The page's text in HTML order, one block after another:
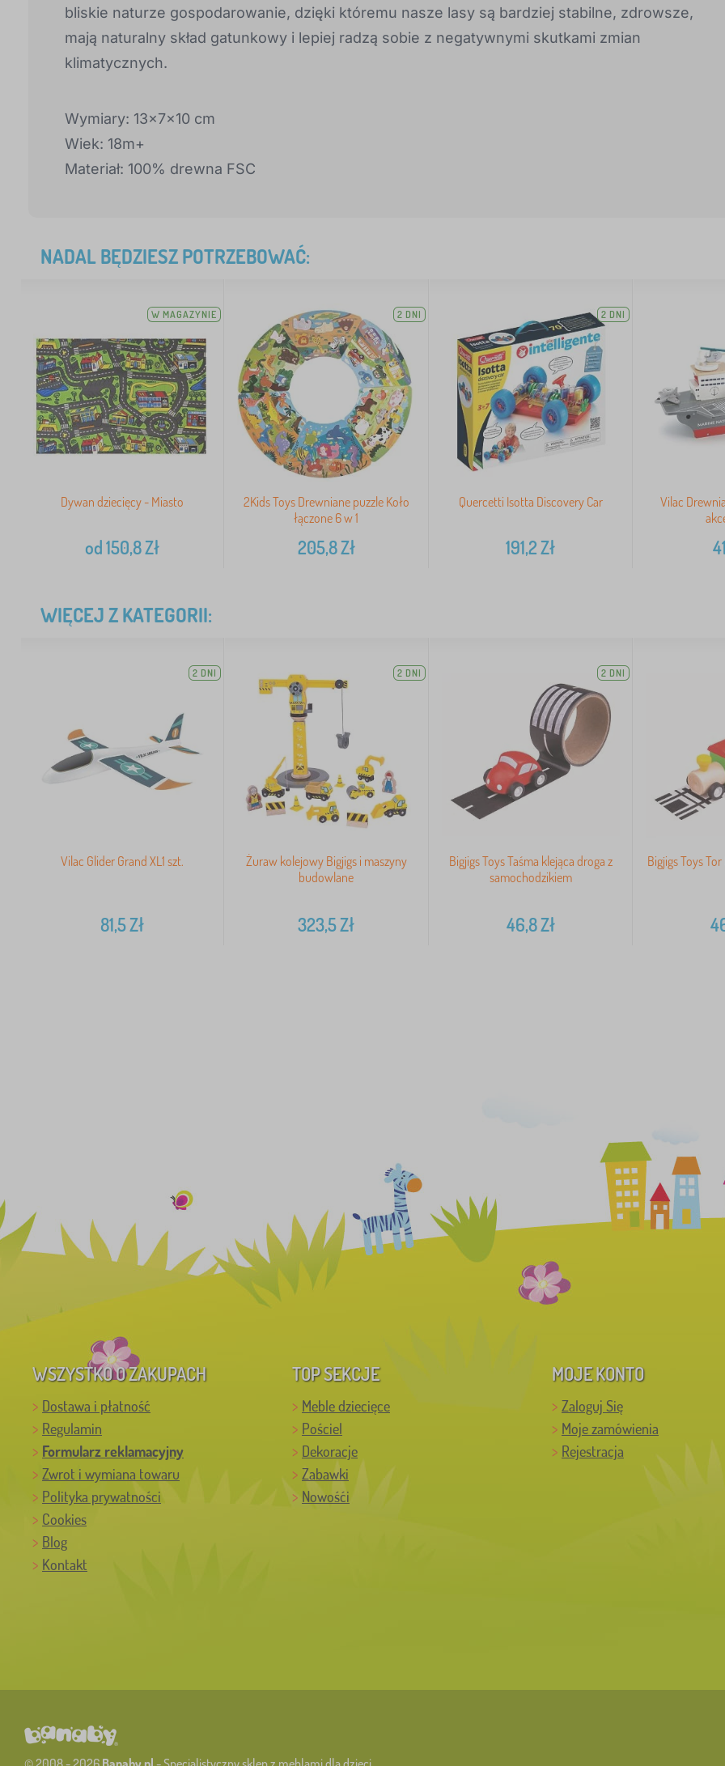
bliskie naturze gospodarowanie, dzięki któremu nasze lasy są bardziej stabilne, zdrowsze,
mają naturalny skład gatunkowy i lepiej radzą sobie z negatywnymi skutkami zmian
klimatycznych.
Wymiary: 13x7x10 cm
Wiek: 18m+
Materiał: 100% drewna FSC
NADAL BĘDZIESZ POTRZEBOWAĆ:
W MAGAZYNIE
Dywan dziecięcy - Miasto
od150,8Zł
2 DNI
2Kids Toys Drewniane puzzle Koło
łączone 6 w 1
205,8Zł
2 DNI
Quercetti Isotta Discovery Car
191,2Zł
Vilac
WIĘCEJ Z KATEGORII:
2 DNI
Vilac Glider Grand XL1 szt.
81,5Zł
2 DNI
Żuraw kolejowy Bigjigs i maszyny
budowlane
323,5Zł
2 DNI
Bigjigs Toys Taśma klejąca droga z
samochodzikiem
46,8Zł
Bigjigs Toys
WSZYSTKO O ZAKUPACH
Dostawa i płatność
Regulamin
Formularz reklamacyjny
Zwrot i wymiana towaru
Polityka prywatności
Cookies
Blog
Kontakt
TOP SEKCJE
Meble dziecięce
Pościel
Dekoracje
Zabawki
Nowośći
MOJE KONTO
Zaloguj Się
Moje zamówienia
Rejestracja